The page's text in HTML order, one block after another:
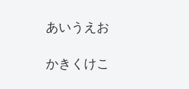
あいうえお
かきくけこ